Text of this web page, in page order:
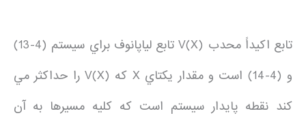
تابع اكيداً محدب V(X) تابع لياپانوف براي سيستم (4-13)
و (4-14) است و مقدار يكتاي X كه V(X) را حداكثر مي
كند نقطه پايدار سيستم است كه كليه مسيرها به آن